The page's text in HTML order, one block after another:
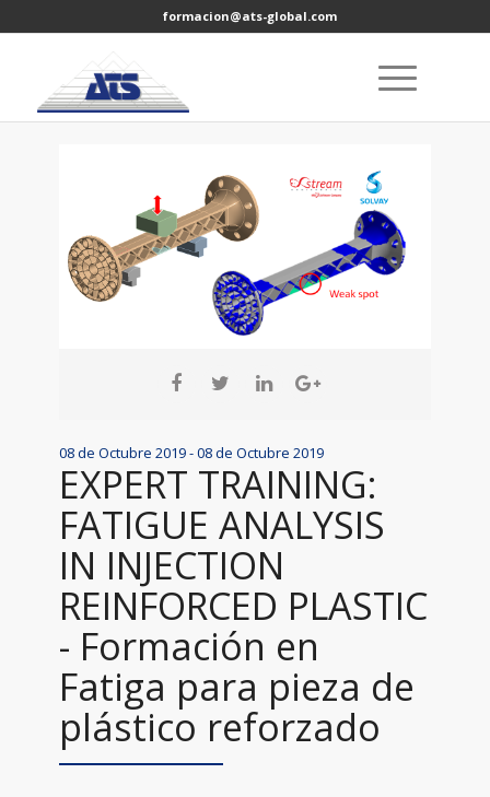
formacion@ats-global.com
08 de Octubre 2019 - 08 de Octubre 2019
EXPERT TRAINING:
FATIGUE ANALYSIS
IN INJECTION
REINFORCED PLASTIC
- Formación en
Fatiga para pieza de
plástico reforzado